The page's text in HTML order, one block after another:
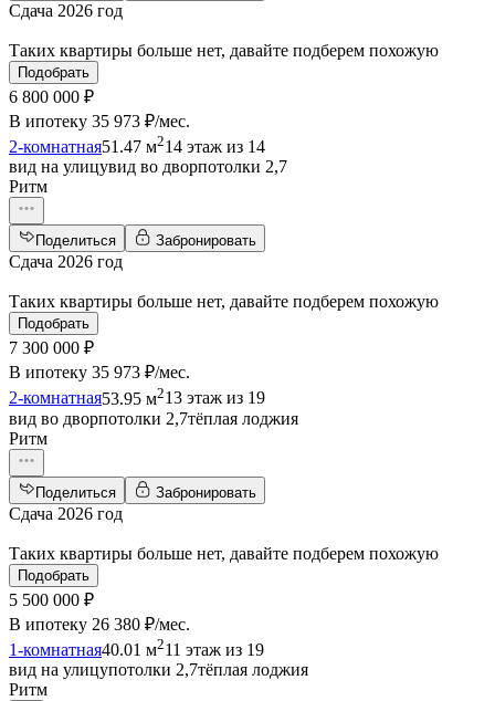
Сдача 2026 год
Таких квартиры больше нет, давайте подберем похожую
Подобрать
6 800 000 ₽
В ипотеку 35 973 ₽/мес.
2-комнатная51.47 м214 этаж из 14
вид на улицувид во дворпотолки 2,7
Ритм
Поделиться Забронировать
Сдача 2026 год
Таких квартиры больше нет, давайте подберем похожую
Подобрать
7 300 000 ₽
В ипотеку 35 973 ₽/мес.
2-комнатная53.95 м213 этаж из 19
вид во дворпотолки 2,7тёплая лоджия
Ритм
Поделиться Забронировать
Сдача 2026 год
Таких квартиры больше нет, давайте подберем похожую
Подобрать
5 500 000 ₽
В ипотеку 26 380 ₽/мес.
1-комнатная40.01 м211 этаж из 19
вид на улицупотолки 2,7тёплая лоджия
Ритм